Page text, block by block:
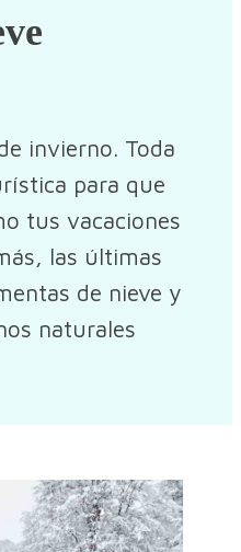
invierno. Toda
para que
tus vacaciones
las últimas
de nieve y
naturales